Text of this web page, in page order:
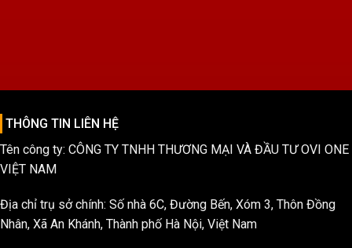
THÔNG TIN LIÊN HỆ
Tên công ty: CÔNG TY TNHH THƯƠNG MẠI VÀ ĐẦU TƯ OVI ONE
VIỆT NAM
Địa chỉ trụ sở chính: Số nhà 6C, Đường Bến, Xóm 3, Thôn Đồng
Nhân, Xã An Khánh, Thành phố Hà Nội, Việt Nam